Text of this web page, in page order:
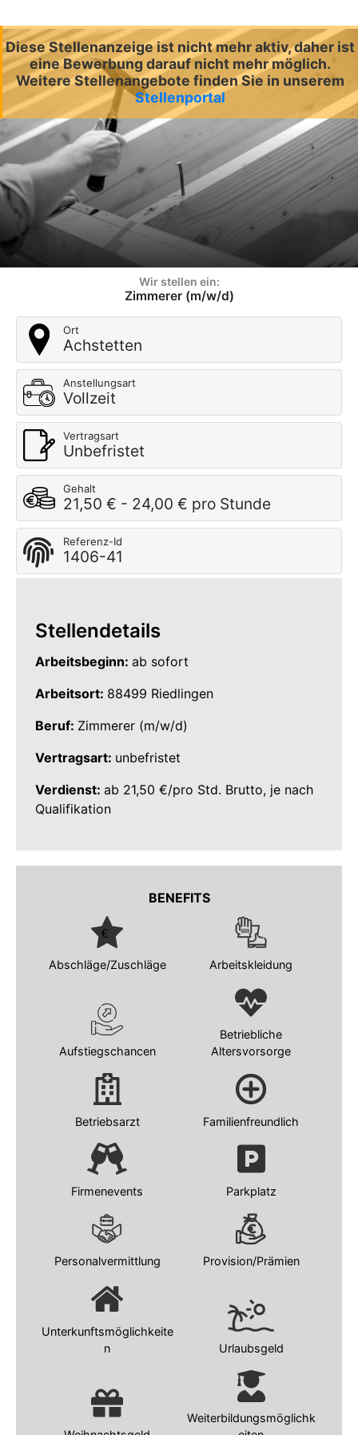
Diese Stellenanzeige ist nicht mehr aktiv, daher ist
eine Bewerbung darauf nicht mehr möglich.
Weitere Stellenangebote finden Sie in unserem
Stellenportal
Wir stellen ein:
Zimmerer (m/w/d)
Ort
Achstetten
Anstellungsart
Vollzeit
Vertragsart
Unbefristet
Gehalt
21,50 € - 24,00 € pro Stunde
Referenz-Id
1406-41
Stellendetails
Arbeitsbeginn: ab sofort
Arbeitsort: 88499 Riedlingen
Beruf: Zimmerer (m/w/d)
Vertragsart: unbefristet
Verdienst: ab 21,50 €/pro Std. Brutto, je nach
Qualifikation
BENEFITS
Abschläge/Zuschläge Arbeitskleidung
Aufstiegschancen
Betriebliche
Altersvorsorge
Betriebsarzt Familienfreundlich
Firmenevents Parkplatz
Personalvermittlung Provision/Prämien
Unterkunftsmöglichkeite
n
Urlaubsgeld
Weiterbildungsmöglichk